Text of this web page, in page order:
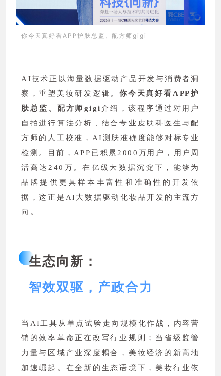
你今天真好看APP护肤总监、配方师gigi
AI技术正以海量数据驱动产品开发与消费者洞
察，重塑美妆研发逻辑。 你今天真好看APP护
肤总监、配方师gigi介绍，该程序通过对用户
自拍进行算法分析，结合专业皮肤科医生与配
方师的人工校准，AI测肤准确度能够对标专业
检测。目前，APP已积累2000万用户，用户周
活高达240万。在亿级大数据沉淀下，能够为
品牌提供更具样本丰富性和准确性的开发依
据，这正是AI大数据驱动化妆品开发的主流方
向。
生态向新：
智效双驱，产政合力
当AI工具从单点试验走向规模化作战，内容营
销的效率革命正在改写行业规则；当省级监管
力量与区域产业深度耦合，美妆经济的新高地
加速崛起。在全新的生态语境下，美妆行业依